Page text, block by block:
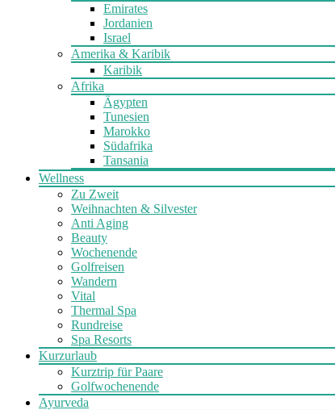
Emirates
Jordanien
Israel
Amerika & Karibik
Karibik
Afrika
Ägypten
Tunesien
Marokko
Südafrika
Tansania
Wellness
Zu Zweit
Weihnachten & Silvester
Anti Aging
Beauty
Wochenende
Golfreisen
Wandern
Vital
Thermal Spa
Rundreise
Spa Resorts
Kurzurlaub
Kurztrip für Paare
Golfwochenende
Ayurveda